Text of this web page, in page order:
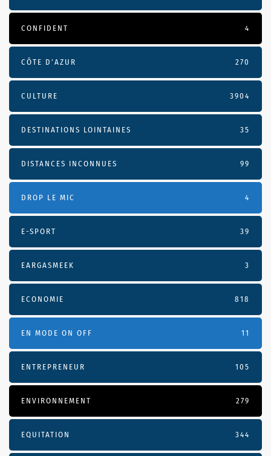
CONFIDENT 4
CÔTE D’AZUR 270
CULTURE 3904
DESTINATIONS LOINTAINES 35
DISTANCES INCONNUES 99
DROP LE MIC 4
E-SPORT 39
EARGASMEEK 3
ECONOMIE 818
EN MODE ON OFF 11
ENTREPRENEUR 105
ENVIRONNEMENT 279
EQUITATION 344